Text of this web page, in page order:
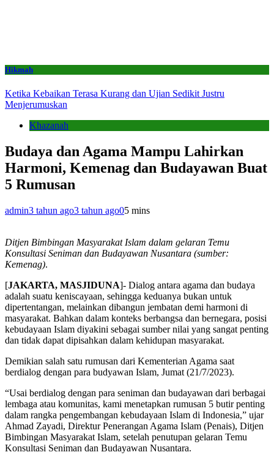
Hikmah
Ketika Kebaikan Terasa Kurang dan Ujian Sedikit Justru
Menjerumuskan
Khazanah
Budaya dan Agama Mampu Lahirkan
Harmoni, Kemenag dan Budayawan Buat
5 Rumusan
admin3 tahun ago3 tahun ago05 mins
Ditjen Bimbingan Masyarakat Islam dalam gelaran Temu
Konsultasi Seniman dan Budayawan Nusantara (sumber:
Kemenag).
[JAKARTA, MASJIDUNA]- Dialog antara agama dan budaya
adalah suatu keniscayaan, sehingga keduanya bukan untuk
dipertentangan, melainkan dibangun jembatan demi harmoni di
masyarakat. Bahkan dalam konteks berbangsa dan bernegara, posisi
kebudayaan Islam diyakini sebagai sumber nilai yang sangat penting
dan tidak dapat dipisahkan dalam kehidupan masyarakat.
Demikian salah satu rumusan dari Kementerian Agama saat
berdialog dengan para budyawan Islam, Jumat (21/7/2023).
“Usai berdialog dengan para seniman dan budayawan dari berbagai
lembaga atau komunitas, kami menetapkan rumusan 5 butir penting
dalam rangka pengembangan kebudayaan Islam di Indonesia,” ujar
Ahmad Zayadi, Direktur Penerangan Agama Islam (Penais), Ditjen
Bimbingan Masyarakat Islam, setelah penutupan gelaran Temu
Konsultasi Seniman dan Budayawan Nusantara.